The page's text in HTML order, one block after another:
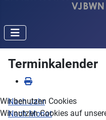
Terminkalender
Nach Jahr
Nach Monat
Wir benutzen Cookies
Wir nutzen Cookies auf